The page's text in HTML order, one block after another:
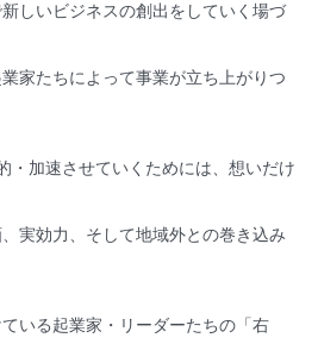
しいビジネスの創出をしていく場づ
家たちによって事業が立ち上がりつ
・加速させていくためには、想いだけ
実効力、そして地域外との巻き込み
いる起業家・リーダーたちの「右